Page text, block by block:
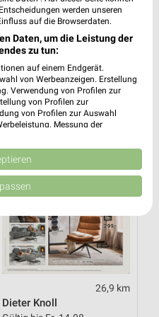
22,7 km
Angebote ab 03.08.
Gültig bis Sa. 08.08.
XXXLutz
26,9 km
Dieter Knoll
werden unseren
auf die Browserdaten.
Daten, um die Leistung der
zu tun:
auf einem Endgerät.
von Werbeanzeigen. Erstellung
Verwendung von Profilen zur
von Profilen zur
von Profilen zur Auswahl
Messung der
Quellen. Entwicklung und
reduzierter Daten zur Auswahl
Union weitergegeben und in die
Informationen